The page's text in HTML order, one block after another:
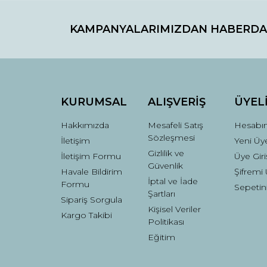
Ürün resmi kalitesiz, bozuk veya
Bu ürüne benzer farklı alternatifler olmalı.
KAMPANYALARIMIZDAN
KURUMSAL
Hakkımızda
İletişim
İletişim Formu
Havale Bildirim
Formu
Sipariş Sorgula
Kargo Takibi
ALIŞVERİŞ
Mesafeli Satış
Sözleşmesi
Gizlilik ve
Güvenlik
İptal ve İade
Şartları
Kişisel Veriler
Politikası
Eğitim
Yeni
Üye
Şifremi